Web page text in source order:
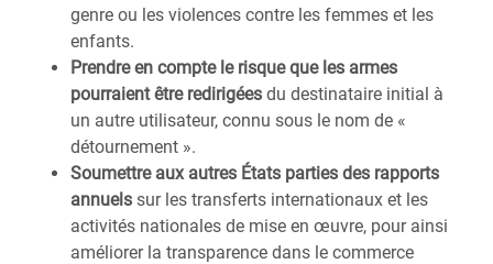
genre ou les violences contre les femmes et les
enfants.
Prendre en compte le risque que les armes
pourraient être redirigées du destinataire initial à
un autre utilisateur, connu sous le nom de «
détournement ».
Soumettre aux autres États parties des rapports
annuels sur les transferts internationaux et les
activités nationales de mise en œuvre, pour ainsi
améliorer la transparence dans le commerce